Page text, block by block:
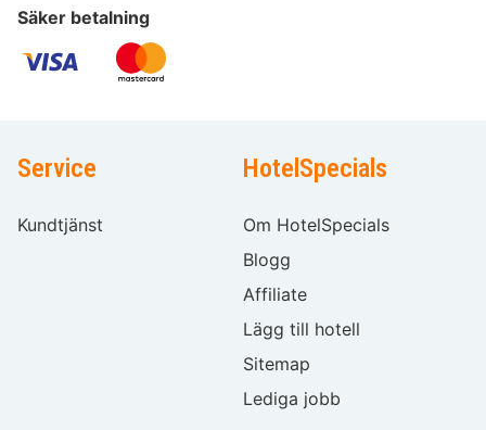
Säker betalning
Service
Kundtjänst
HotelSpecials
Om HotelSpecials
Blogg
Affiliate
Lägg till hotell
Sitemap
Lediga jobb